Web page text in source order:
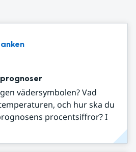
vädersymbolen? Vad
och hur ska du
procentsiffror? I